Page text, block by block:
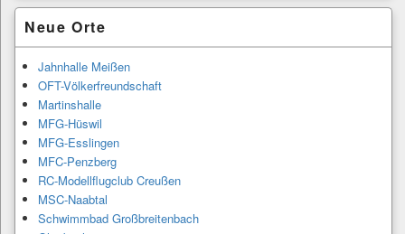
Primärer
Seitenleisten-
Widgetbereich
Neue Orte
Jahnhalle Meißen
OFT-Völkerfreundschaft
Martinshalle
MFG-Hüswil
MFG-Esslingen
MFC-Penzberg
RC-Modellflugclub Creußen
MSC-Naabtal
Schwimmbad Großbreitenbach